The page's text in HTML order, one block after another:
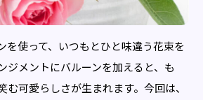
を使って、いつもとひと味違う花束を
ジメントにバルーンを加えると、も
む可愛らしさが生まれます。今回は、